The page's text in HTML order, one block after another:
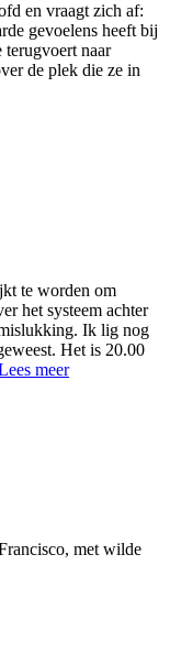
en vraagt zich af:
gevoelens heeft bij
terugvoert naar
de plek die ze in
te worden om
het systeem achter
Ik lig nog
Het is 20.00
meer
met wilde